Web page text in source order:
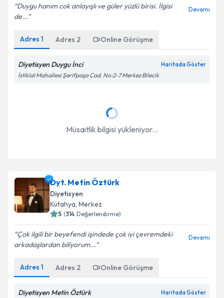
Kişisel verilerimin işlenmesine ilişkinAydınlatma
Takvim Talebini Gönder
Duygu hanım cok anlayışlı ve güler yüzlü birisi. İlgisi
de...
Devamı
Adres 1 Adres 2 Online Görüşme
Diyetisyen Duygu İnci Haritada Göster
İstiklal Mahallesi Şerifpaşa Cad. No:2-7 Merkez Bilecik
Müsaitlik bilgisi yükleniyor...
Dyt. Metin Öztürk
Diyetisyen
Kütahya, Merkez
5 (314 Değerlendirme)
Çok ilgili bir beyefendi işindede çok iyi çevremdeki
arkadaşlardan biliyorum...
Devamı
Adres 1 Adres 2 Online Görüşme
Diyetisyen Metin Öztürk Haritada Göster